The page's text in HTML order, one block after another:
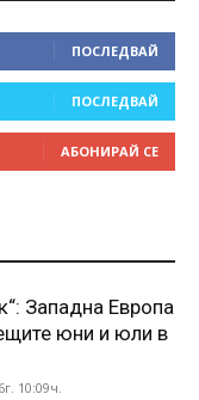
ПОСЛЕДВАЙ
ПОСЛЕДВАЙ
АБОНИРАЙ СЕ
Западна Европа
юни и юли в
10:09ч.